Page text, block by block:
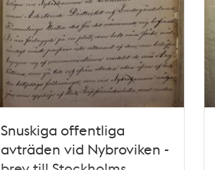
Snuskiga offentliga
avträden vid Nybroviken -